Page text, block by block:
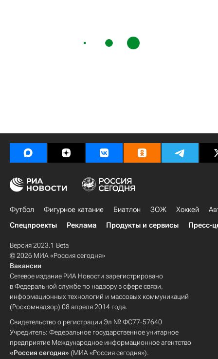
Футбол Фигурное катание Биатлон ЗОЖ Хоккей
Спецпроекты
Реклама Продукты и сервисы Пресс-
Версия 2023.1 Beta
© 2026 МИА «Россия сегодня»
Вакансии
Сетевое издание РИА Новости зарегистрировано
в Федеральной службе по надзору в сфере связи,
информационных технологий и массовых коммуникаций
(Роскомнадзор) 08 апреля 2014 года.
Свидетельство о регистрации Эл № ФС77-57640
Учредитель: Федеральное государственное унитарное
предприятие Международное информационное агентство
«Россия сегодня» (МИА «Россия сегодня»).